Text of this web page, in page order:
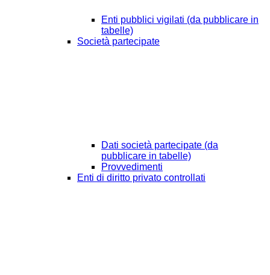
Enti pubblici vigilati (da pubblicare in
tabelle)
Società partecipate
Dati società partecipate (da
pubblicare in tabelle)
Provvedimenti
Enti di diritto privato controllati